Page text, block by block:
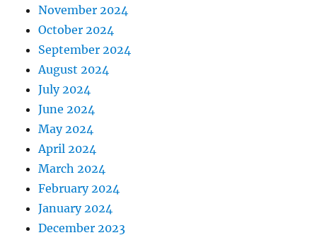
November 2024
October 2024
September 2024
August 2024
July 2024
June 2024
May 2024
April 2024
March 2024
February 2024
January 2024
December 2023